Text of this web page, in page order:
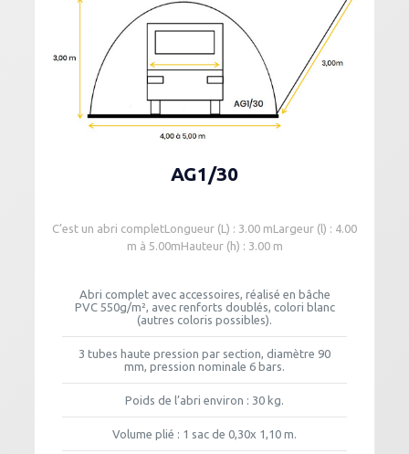
AG1/30
C’est un abri completLongueur (L) : 3.00 mLargeur (l) : 4.00
m à 5.00mHauteur (h) : 3.00 m
Abri complet avec accessoires, réalisé en bâche
PVC 550g/m², avec renforts doublés, colori blanc
(autres coloris possibles).
3 tubes haute pression par section, diamètre 90
mm, pression nominale 6 bars.
Poids de l’abri environ : 30 kg.
Volume plié : 1 sac de 0,30x 1,10 m.